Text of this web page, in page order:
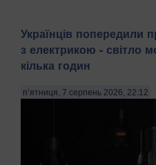
Українців попередили
з електрикою - світло
кілька годин
п’ятниця, 7 серпень 2026, 22:12